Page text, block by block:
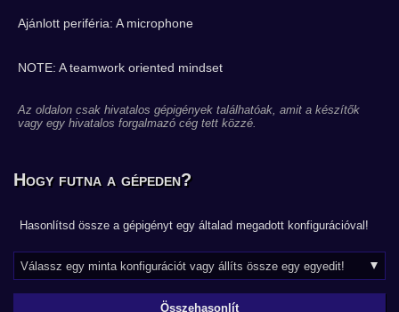
Ajánlott periféria: A microphone
NOTE: A teamwork oriented mindset
Az oldalon csak hivatalos gépigények találhatóak, amit a készítők
vagy egy hivatalos forgalmazó cég tett közzé.
Hogy futna a gépeden?
Hasonlítsd össze a gépigényt egy általad megadott konfigurációval!